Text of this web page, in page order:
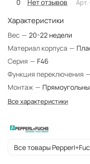
0 Нет отзывов Арт.
Характеристики
Вес — 20-22 недели
Материал корпуса —
Серия — F46
Функция переключения —
Монтаж —
Все характеристики
Все товары